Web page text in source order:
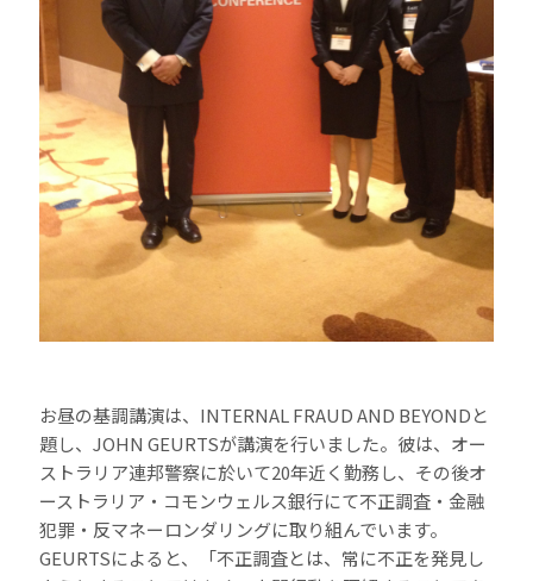
お昼の基調講演は、INTERNAL FRAUD AND BEYONDと
題し、JOHN GEURTSが講演を行いました。彼は、オー
ストラリア連邦警察に於いて20年近く勤務し、その後オ
ーストラリア・コモンウェルス銀行にて不正調査・金融
犯罪・反マネーロンダリングに取り組んでいます。
GEURTSによると、「不正調査とは、常に不正を発見し